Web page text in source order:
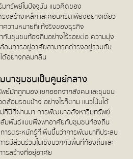
ทรัพย์ในปัจจุบัน แนวคิดของ
งสร้างเหล็กและคอนกรีตเพียงอย่างเดียว
ความหมายที่แท้จริงของธุรกิจ
กับชุมชนท้องถิ่นอย่างไร้รอยต่อ ความมุ่ง
อมการอยู่อาศัยสามารถดำรงอยู่ร่วมกับ
อย่างกลมกลืน
าชุมชนเป็นศูนย์กลาง
ย์มักถูกมองแยกออกจากสังคมและชุมชน
ดล้อมรอบข้าง อย่างไรก็ตาม แนวโน้มได้
ม่กี่ปีที่ผ่านมา การพัฒนาอสังหาริมทรัพย์
สัมพันธ์แบบพึ่งพาอาศัยกับชุมชนท้องถิ่น
ารตระหนักรู้ที่เพิ่มขึ้นว่าการพัฒนาที่ประสบ
ารมีส่วนร่วมในเชิงบวกกับพื้นที่ท้องถิ่นและ
ารสร้างที่อยุ่อาศัย